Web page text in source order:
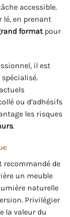
accessible.
lé, en prenant
format pour
il est
actuels
ou d’adhésifs
les risques
.
recommandé de
un meuble
naturelle
Privilégier
la valeur du